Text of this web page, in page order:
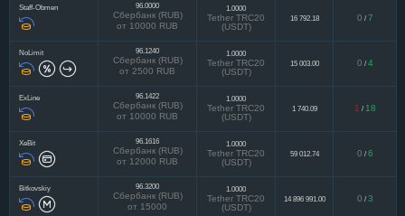
Staff-Obmen 96.0000
Сбербанк (RUB)
от 10000 RUB
1.0000
Tether TRC20
(USDT)
16 792.18 0 / 7
NoLimit 96.1240
Сбербанк (RUB)
от 2500 RUB
1.0000
Tether TRC20
(USDT)
15 003.00 0 / 4
ExLine 96.1422
Сбербанк (RUB)
от 10000 RUB
1.0000
Tether TRC20
(USDT)
1 740.09 1 / 18
XeBit 96.1616
Сбербанк (RUB)
от 12000 RUB
1.0000
Tether TRC20
(USDT)
59 012.74 0 / 6
Bitkovskiy 96.3200
Сбербанк (RUB)
от 15000
1.0000
Tether TRC20
(USDT)
14 896 991.00 0 / 3